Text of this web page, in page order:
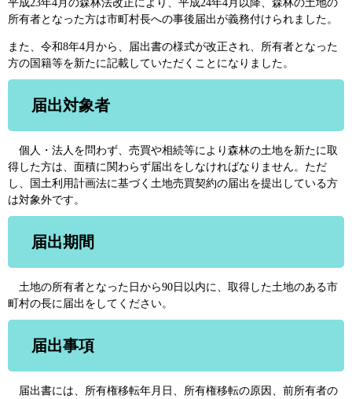
平成23年4月の森林法改正により、平成24年4月以降、森林の土地の
所有者となった方は市町村長への事後届出が義務付けられました。
また、令和8年4月から、届出書の様式が改正され、所有者となった
方の国籍等を新たに記載していただくことになりました。
届出対象者
個人・法人を問わず、売買や相続等により森林の土地を新たに取
得した方は、面積に関わらず届出をしなければなりません。ただ
し、国土利用計画法に基づく土地売買契約の届出を提出している方
は対象外です。
届出期間
土地の所有者となった日から90日以内に、取得した土地のある市
町村の長に届出をしてください。
届出事項
届出書には、所有権移転年月日、所有権移転の原因、前所有者の